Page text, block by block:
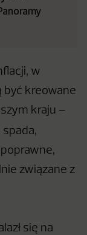
w
być kreowane
kraju –
spada,
poprawne,
związane z
się na